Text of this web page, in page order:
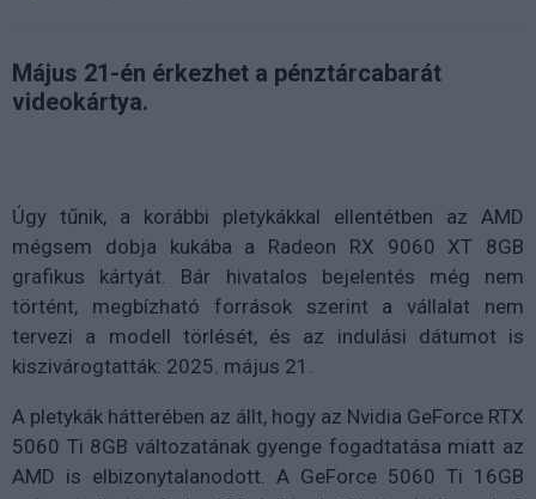
Május 21-én érkezhet a pénztárcabarát
videokártya.
Úgy tűnik, a korábbi pletykákkal ellentétben az AMD
mégsem dobja kukába a Radeon RX 9060 XT 8GB
grafikus kártyát. Bár hivatalos bejelentés még nem
történt, megbízható források szerint a vállalat nem
tervezi a modell törlését, és az indulási dátumot is
kiszivárogtatták: 2025. május 21.
A pletykák hátterében az állt, hogy az Nvidia GeForce RTX
5060 Ti 8GB változatának gyenge fogadtatása miatt az
AMD is elbizonytalanodott. A GeForce 5060 Ti 16GB